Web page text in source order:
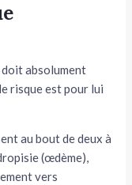
doit absolument
risque est pour lui
au bout de deux à
(œdème),
vers